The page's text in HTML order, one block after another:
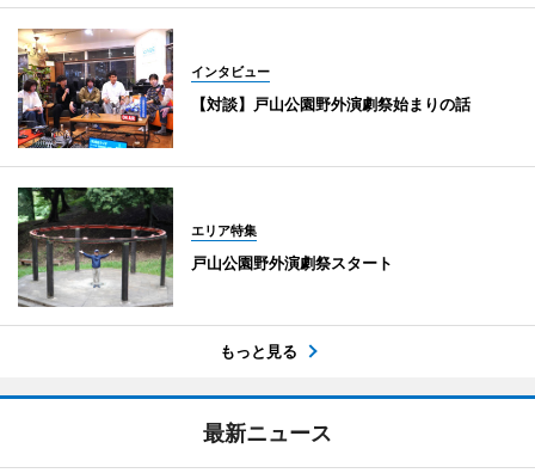
インタビュー
【対談】戸山公園野外演劇祭始まりの話
エリア特集
戸山公園野外演劇祭スタート
もっと見る
最新ニュース